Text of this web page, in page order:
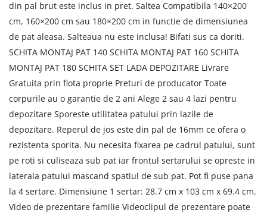
din pal brut este inclus in pret. Saltea Compatibila 140×200
cm, 160×200 cm sau 180×200 cm in functie de dimensiunea
de pat aleasa. Salteaua nu este inclusa! Bifati sus ca doriti.
SCHITA MONTAJ PAT 140 SCHITA MONTAJ PAT 160 SCHITA
MONTAJ PAT 180 SCHITA SET LADA DEPOZITARE Livrare
Gratuita prin flota proprie Preturi de producator Toate
corpurile au o garantie de 2 ani Alege 2 sau 4 lazi pentru
depozitare Sporeste utilitatea patului prin lazile de
depozitare. Reperul de jos este din pal de 16mm ce ofera o
rezistenta sporita. Nu necesita fixarea pe cadrul patului, sunt
pe roti si culiseaza sub pat iar frontul sertarului se opreste in
laterala patului mascand spatiul de sub pat. Pot fi puse pana
la 4 sertare. Dimensiune 1 sertar: 28.7 cm x 103 cm x 69.4 cm.
Video de prezentare familie Videoclipul de prezentare poate